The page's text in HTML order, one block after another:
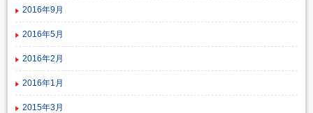
2016年9月
2016年5月
2016年2月
2016年1月
2015年3月